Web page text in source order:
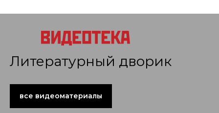
Литературный дворик
все видеоматериалы